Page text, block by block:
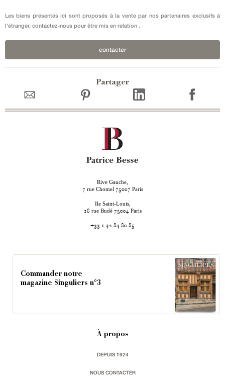
Les biens présentés ici sont proposés à la vente par nos partenaires exclusifs à
l'étranger, contactez-nous pour être mis en relation .
contacter
Partager
Rive Gauche,
7 rue Chomel 75007 Paris
Ile Saint-Louis,
18 rue Budé 75004 Paris
+33 1 42 84 80 85
Commander notre
magazine Singuliers n°3
À propos
DEPUIS 1924
NOUS CONTACTER